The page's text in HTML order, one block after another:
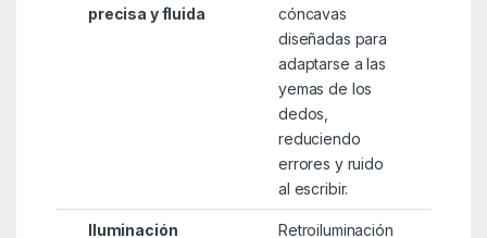
precisa y fluida
cóncavas
diseñadas para
adaptarse a las
yemas de los
dedos,
reduciendo
errores y ruido
al escribir.
Iluminación Retroiluminación